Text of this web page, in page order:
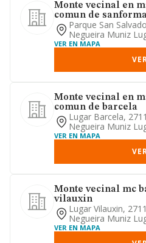
Monte vecinal en
comun de
Parque San
Negueira Muniz
VER EN MAPA
Monte vecinal en
comun de barcela
Lugar Barcela,
Negueira Muniz
VER EN MAPA
Monte vecinal mc
vilauxin
Lugar Vilauxin,
Negueira Muniz
VER EN MAPA